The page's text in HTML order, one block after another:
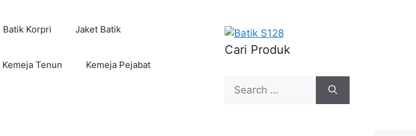
Batik Korpri Jaket Batik
Kemeja Tenun Kemeja Pejabat
Cari Produk
Search
for: